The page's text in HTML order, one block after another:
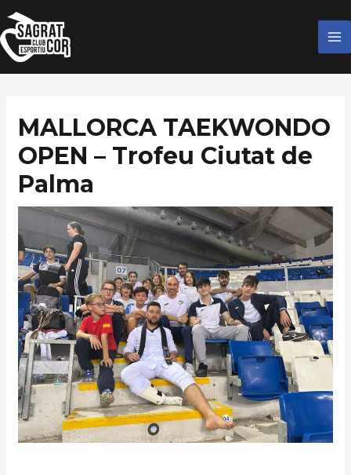
al
contenido
MALLORCA TAEKWONDO
OPEN – Trofeu Ciutat de
Palma